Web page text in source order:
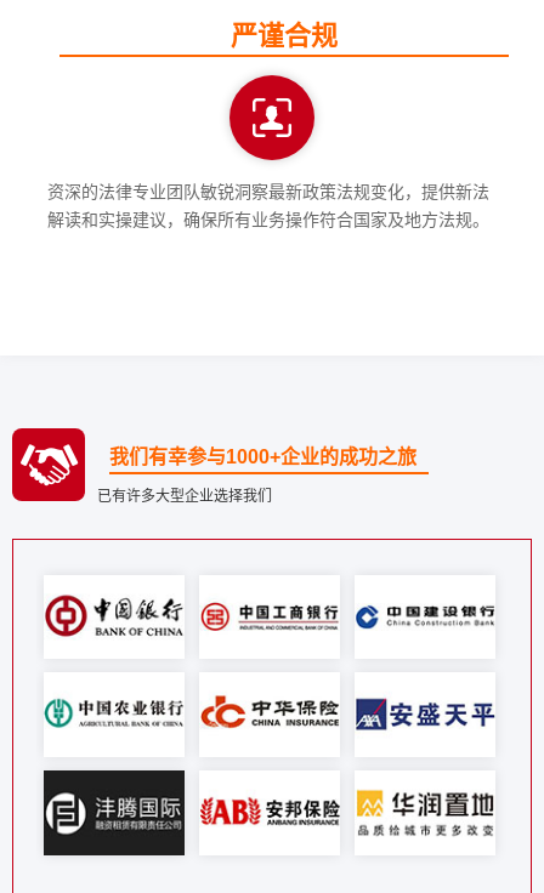
严谨合规
资深的法律专业团队敏锐洞察最新政策法规变化，提供新法
解读和实操建议，确保所有业务操作符合国家及地方法规。
我们有幸参与1000+企业的成功之旅
已有许多大型企业选择我们